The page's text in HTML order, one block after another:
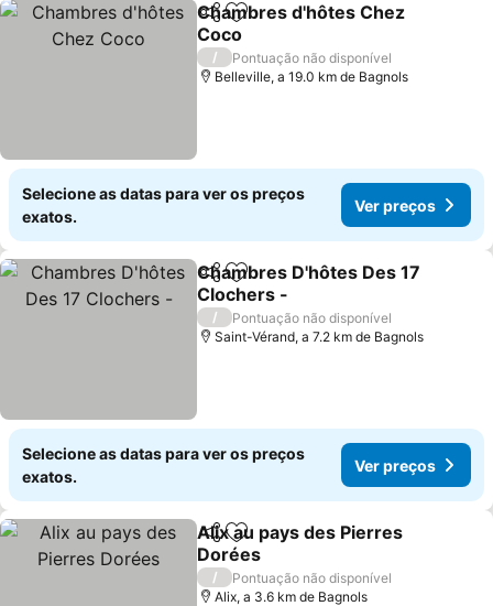
PartilharAdicionar aos favoritos
Chambres d'hôtes Chez
Coco
Ver preços
/
Pontuação não disponível
Belleville, a 19.0 km de Bagnols
Selecione as datas para ver os preços
exatos.
Ver preços
PartilharAdicionar aos favoritos
Chambres D'hôtes Des 17
Clochers -
Ver preços
/
Pontuação não disponível
Saint-Vérand, a 7.2 km de Bagnols
Selecione as datas para ver os preços
exatos.
Ver preços
PartilharAdicionar aos favoritos
Alix au pays des Pierres
Dorées
Ver preços
/
Pontuação não disponível
Alix, a 3.6 km de Bagnols